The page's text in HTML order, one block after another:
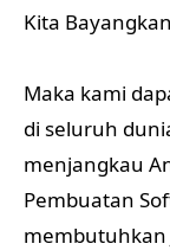
Kita
Maka kami
di seluruh
menjangkau
Pembuatan
membutuhkan